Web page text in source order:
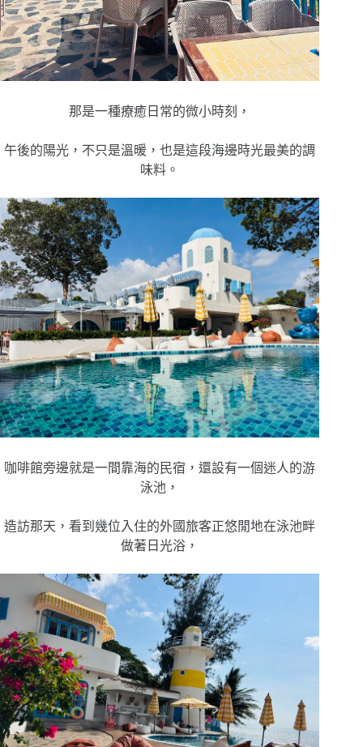
那是一種療癒日常的微小時刻，
午後的陽光，不只是溫暖，也是這段海邊時光最美的調
味料。
咖啡館旁邊就是一間靠海的民宿，還設有一個迷人的游
泳池，
造訪那天，看到幾位入住的外國旅客正悠閒地在泳池畔
做著日光浴，